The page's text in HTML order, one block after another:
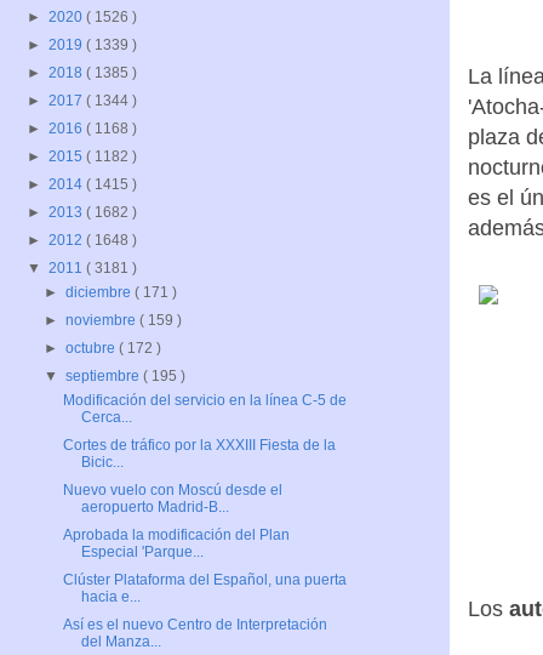
La
plaza
es el
Los
► 2020 ( 1526 )
► 2019 ( 1339 )
► 2018 ( 1385 )
► 2017 ( 1344 )
► 2016 ( 1168 )
► 2015 ( 1182 )
► 2014 ( 1415 )
► 2013 ( 1682 )
► 2012 ( 1648 )
▼ 2011 ( 3181 )
►diciembre( 171 )
►noviembre( 159 )
►octubre( 172 )
▼septiembre( 195 )
Modificación del servicio en la línea C-5 de
Cerca...
Cortes de tráfico por la XXXIII Fiesta de la
Bicic...
Nuevo vuelo con Moscú desde el
aeropuerto Madrid-B...
Aprobada la modificación del Plan
Especial 'Parque...
Clúster Plataforma del Español, una puerta
hacia e...
Así es el nuevo Centro de Interpretación
del Manza...